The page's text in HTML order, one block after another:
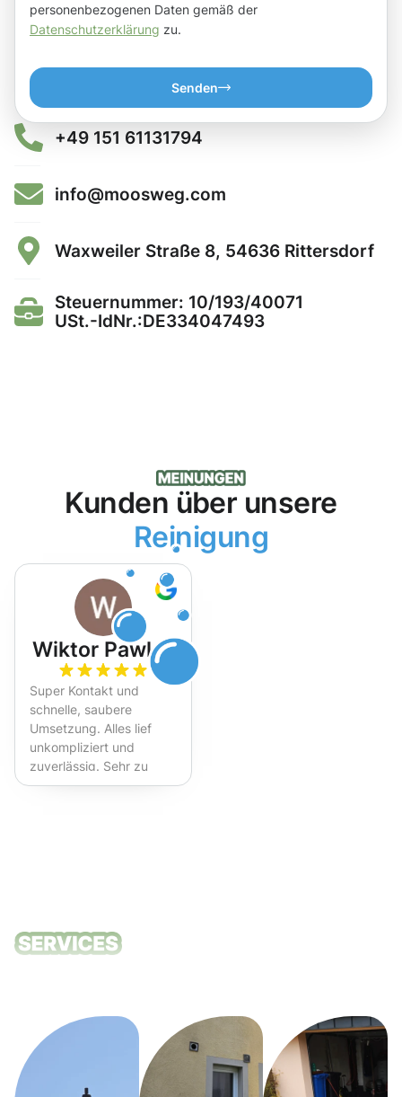
personenbezogenen Daten gemäß der
Datenschutzerklärung zu.
Senden
+49 151 61131794
info@moosweg.com
Waxweiler Straße 8, 54636 Rittersdorf
Steuernummer: 10/193/40071
USt.-IdNr.:DE334047493
Kunden über unsere
Reinigung
Wiktor Pawlak
Super Kontakt und
schnelle, saubere
Umsetzung. Alles lief
unkompliziert und
zuverlässig. Sehr zu
empfehlen!